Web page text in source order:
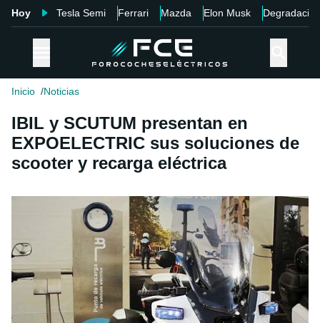
Hoy Tesla Semi Ferrari Mazda Elon Musk Degradación
Inicio Noticias
IBIL y SCUTUM presentan en
EXPOELECTRIC sus soluciones de
scooter y recarga eléctrica